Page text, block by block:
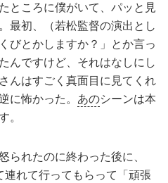
ところに僕がいて、パッと見
最初、（若松監督の演出とし
びとかしますか？」とか言っ
んですけど、それはなしにし
んはすごく真面目に見てくれ
に怖かった。 あのシーンは本
。
られたのに終わった後に、
連れて行ってもらって「頑張